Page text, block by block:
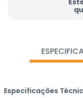
Especificações